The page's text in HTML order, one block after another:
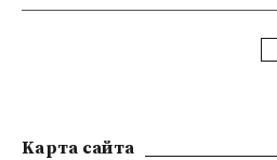
Kарта сайта